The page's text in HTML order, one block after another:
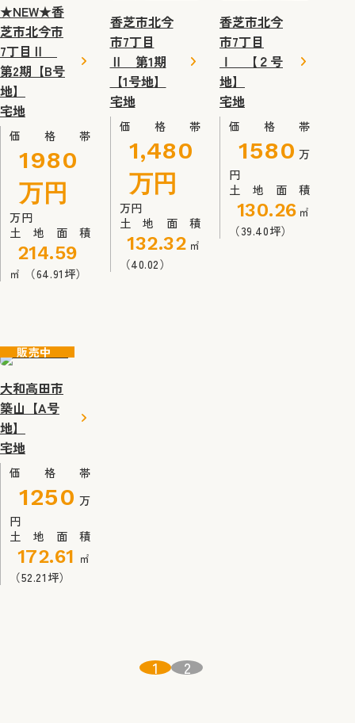
★NEW★香
芝市北今市
7丁目Ⅱ
第2期【B号
地】
宅地
価格帯
1980
万円
万円
土地面積
214.59
㎡ （64.91坪）
香芝市北今
市7丁目
Ⅱ 第1期
【1号地】
宅地
価格帯
1,480
万円
万円
土地面積
132.32 ㎡
（40.02）
香芝市北今
市7丁目
Ⅰ 【２号
地】
宅地
価格帯
1580 万
円
土地面積
130.26 ㎡
（39.40坪）
販売中
大和高田市
築山【A号
地】
宅地
価格帯
1250 万
円
土地面積
172.61 ㎡
（52.21坪）
1 2